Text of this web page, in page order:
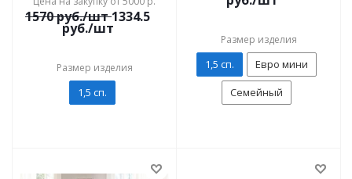
1570руб./шт 1334.5
руб./шт
Размер изделия
1,5 сп.
Размер изделия
1,5 сп.
Евро мини
Семейный